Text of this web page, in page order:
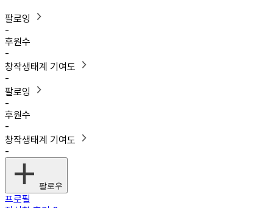
팔로잉
-
후원수
-
창작생태계 기여도
-
팔로잉
-
후원수
-
창작생태계 기여도
-
팔로우
프로필